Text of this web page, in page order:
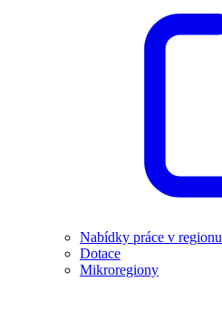
Nabídky práce v regionu
Dotace
Mikroregiony